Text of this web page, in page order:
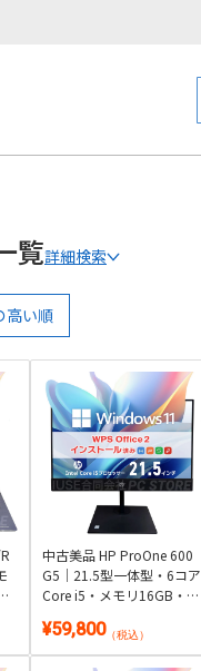
覧詳細検索
高い順
中古美品 HP ProOne 600
G5｜21.5型一体型・6コア
Core i5・メモリ16GB・
11・WPS Office 2付き
¥59,800（税込）